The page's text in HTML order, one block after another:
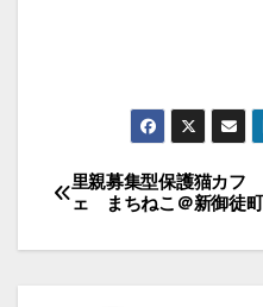
投
稿
ナ
里親募集型保護猫カフ
ェ まちねこ＠新御徒町